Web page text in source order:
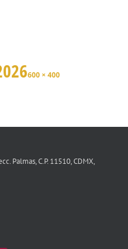
600 × 400
Palmas, C.P. 11510, CDMX,